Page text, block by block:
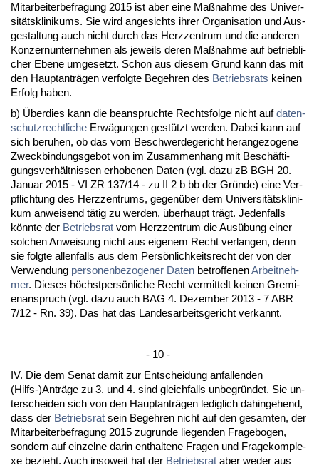
Mit­ar­bei­ter­be­fra­gung 2015 ist aber ei­ne Maßnah­me des Uni­ver­
sitätskli­ni­kums. Sie wird an­ge­sichts ih­rer Or­ga­ni­sa­ti­on und Aus­
ge­stal­tung auch nicht durch das Herz­zen­trum und die an­de­ren
Kon­zern­un­ter­neh­men als je­weils de­ren Maßnah­me auf be­trieb­li­
cher Ebe­ne um­ge­setzt. Schon aus die­sem Grund kann das mit
den Haupt­anträgen ver­folg­te Be­geh­ren des Be­triebs­rats kei­nen
Er­folg ha­ben.
b) Über­dies kann die be­an­spruch­te Rechts­fol­ge nicht aufda­ten­
schutz­recht­li­che Erwägun­gen gestützt wer­den. Da­bei kann auf
sich be­ru­hen, ob das vom Be­schwer­de­ge­richt her­an­ge­zo­ge­ne
Zweck­bin­dungs­ge­bot von im Zu­sam­men­hang mit Beschäfti­
gungs­verhält­nis­sen er­ho­be­nen Da­ten (vgl. da­zu zB BGH 20.
Ja­nu­ar 2015 - VI ZR 137/14 - zu II 2 b bb der Gründe) ei­ne Ver­
pflich­tung des Herz­zen­trums, ge­genüber dem Uni­ver­sitätskli­ni­
kum an­wei­send tätig zu wer­den, über­haupt trägt. Je­den­falls
könn­te der Be­triebs­rat vom Herz­zen­trum die Ausübung ei­ner
sol­chen An­wei­sung nicht aus ei­ge­nem Recht ver­lan­gen, denn
sie folg­te al­len­falls aus dem Persönlich­keits­recht der von der
Ver­wen­dung per­so­nen­be­zo­ge­ner Da­ten be­trof­fe­nenAr­beit­neh­
mer. Die­ses höchst­persönli­che Recht ver­mit­telt kei­nen Gre­mi­
en­an­spruch (vgl. da­zu auch BAG 4. De­zem­ber 2013 - 7 ABR
7/12 - Rn. 39). Das hat das Lan­des­ar­beits­ge­richt ver­kannt.
- 10 -
IV. Die dem Se­nat da­mit zur Ent­schei­dung an­fal­len­den
(Hilfs-)Anträge zu 3. und 4. sind gleich­falls un­be­gründet. Sie un­
ter­schei­den sich von den Haupt­anträgen le­dig­lich da­hin­ge­hend,
dass der Be­triebs­rat sein Be­geh­ren nicht auf den ge­sam­ten, der
Mit­ar­bei­ter­be­fra­gung 2015 zu­grun­de lie­gen­den Fra­ge­bo­gen,
son­dern auf ein­zel­ne dar­in ent­hal­te­ne Fra­gen und Fra­ge­kom­ple­
xe be­zieht. Auch in­so­weit hat der Be­triebs­rat aber we­der aus